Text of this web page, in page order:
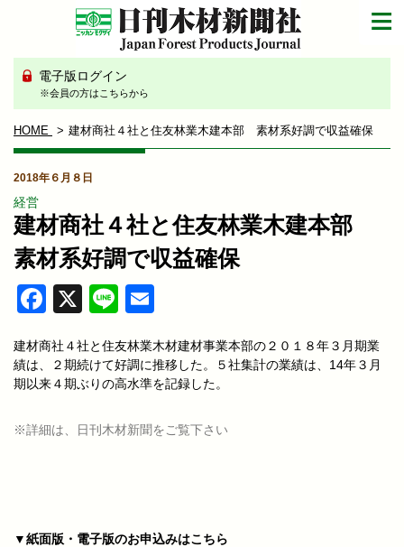
電子版ログイン
※会員の方はこちらから
HOME 建材商社４社と住友林業木建本部 素材系好調で収益確保
2018年６月８日
経営
建材商社４社と住友林業木建本部
素材系好調で収益確保
Facebook
X Line
建材商社４社と住友林業木材建材事業本部の２０１８年３月期業
績は、２期続けて好調に推移した。５社集計の業績は、14年３月
期以来４期ぶりの高水準を記録した。
※詳細は、日刊木材新聞をご覧下さい
▼紙面版・電子版のお申込みはこちら